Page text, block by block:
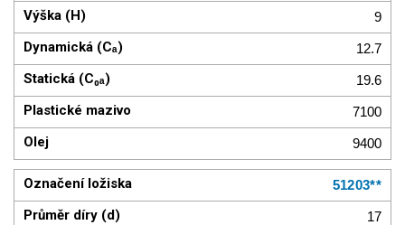
9
12.7
19.6
7100
9400
51203**
17